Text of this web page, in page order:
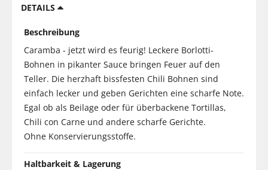
DETAILS
Beschreibung
Caramba - jetzt wird es feurig! Leckere Borlotti-
Bohnen in pikanter Sauce bringen Feuer auf den
Teller. Die herzhaft bissfesten Chili Bohnen sind
einfach lecker und geben Gerichten eine scharfe Note.
Egal ob als Beilage oder für überbackene Tortillas,
Chili con Carne und andere scharfe Gerichte.
Ohne Konservierungsstoffe.
Haltbarkeit & Lagerung